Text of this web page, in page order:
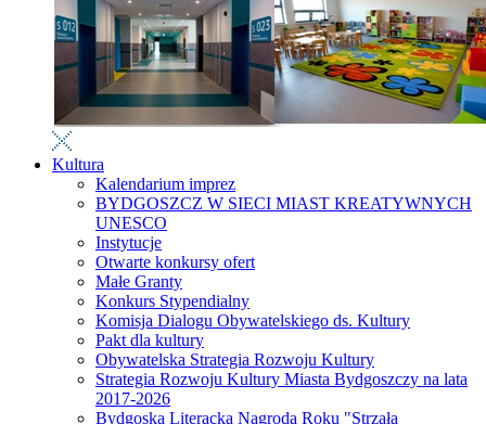
Kultura
Kalendarium imprez
BYDGOSZCZ W SIECI MIAST KREATYWNYCH
UNESCO
Instytucje
Otwarte konkursy ofert
Małe Granty
Konkurs Stypendialny
Komisja Dialogu Obywatelskiego ds. Kultury
Pakt dla kultury
Obywatelska Strategia Rozwoju Kultury
Strategia Rozwoju Kultury Miasta Bydgoszczy na lata
2017-2026
Bydgoska Literacka Nagroda Roku "Strzała